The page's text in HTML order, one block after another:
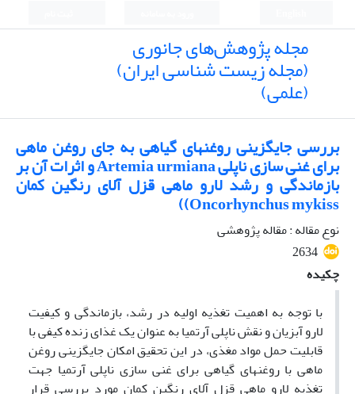
مجله پژوهش‌های جانوری
(مجله زیست شناسی ایران)
(علمی)
بررسی جایگزینی روغنهای گیاهی به جای روغن ماهی
برای غنی سازی ناپلی Artemia urmiana و اثرات آن بر
بازماندگی و رشد لارو ماهی قزل آلای رنگین کمان
Oncorhynchus mykiss))
نوع مقاله : مقاله پژوهشی
2634
چکیده
با توجه به اهمیت تغذیه اولیه در رشد، بازماندگی و کیفیت
لارو آبزیان و نقش ناپلی آرتمیا به عنوان یک غذای زنده کیفی با
قابلیت حمل مواد مغذی، در این تحقیق امکان جایگزینی روغن
ماهی با روغنهای گیاهی برای غنی سازی ناپلی آرتمیا جهت
تغذیه لارو ماهی قزل آلای رنگین کمان مورد بررسی قرار